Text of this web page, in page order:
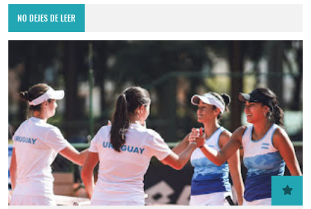
NO DEJES DE LEER